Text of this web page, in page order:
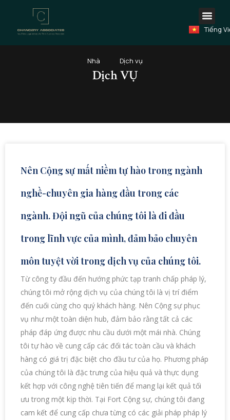
Tiếng
فارسی
Türkçe
العربية
Nhà Dịch vụ
Dịch VỤ
Nên Cộng sự mất niềm tự hào trong ngành
nghề-chuyên gia hàng đầu trong các
ngành. Đội ngũ của chúng tôi là đi đầu
trong lĩnh vực của mình, đảm bảo chuyên
môn tuyệt vời trong dịch vụ của chúng tôi.
Từ công ty đầu đến hướng phức tạp tranh chấp pháp lý,
chúng tôi mở rộng dịch vụ của chúng tôi là vị trí điểm
đến cuối cùng cho quý khách hàng. Nên Cộng sự phục
vụ như một toàn diện hub, đảm bảo rằng tất cả các
pháp đáp ứng được nhu cầu dưới một mái nhà. Chúng
tôi tự hào về cung cấp các đối tác toàn cầu và khách
hàng có giá trị đặc biệt cho đầu tư của họ. Phương pháp
của chúng tôi là đặc trưng của hiệu quả và thực dụng
kết hợp với công nghệ tiên tiến để mang lại kết quả tối
ưu trong một kịp thời. Tại Fort Cộng sự, chúng tôi đang
cam kết để cung cấp chưa từng có các giải pháp pháp lý